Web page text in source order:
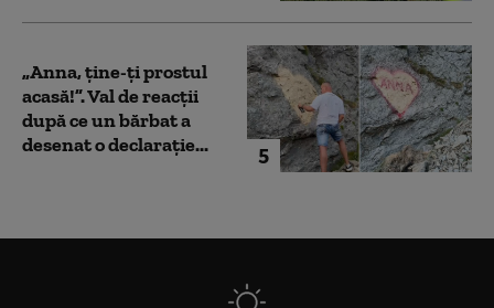
5
„Anna, ţine-ţi prostul
acasă!”. Val de reacții
după ce un bărbat a
desenat o declarație...